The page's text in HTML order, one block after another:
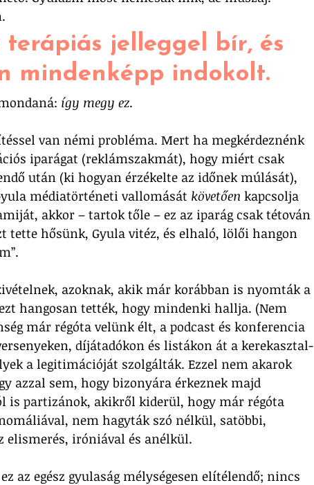
terápiás jelleggel bír, és
mindenképp indokolt.
így megy ez.
van némi probléma. Mert ha megkérdeznénk
iparágat (reklámszakmát), hogy miért csak
után (ki hogyan érzékelte az időnek múlását),
médiatörténeti vallomását követően kapcsolja
akkor – tartok tőle – ez az iparág csak tétován
tette hősünk, Gyula vitéz, és elhaló, lölői hangon
azoknak, akik már korábban is nyomták a
hangosan tették, hogy mindenki hallja. (Nem
már régóta velünk élt, a podcast és konferencia
díjátadókon és listákon át a kerekasztal-
a legitimációját szolgálták. Ezzel nem akarok
azzal sem, hogy bizonyára érkeznek majd
is partizánok, akikről kiderül, hogy már régóta
nem hagyták szó nélkül, satöbbi,
elismerés, iróniával és anélkül.
az egész gyulaság mélységesen elítélendő; nincs